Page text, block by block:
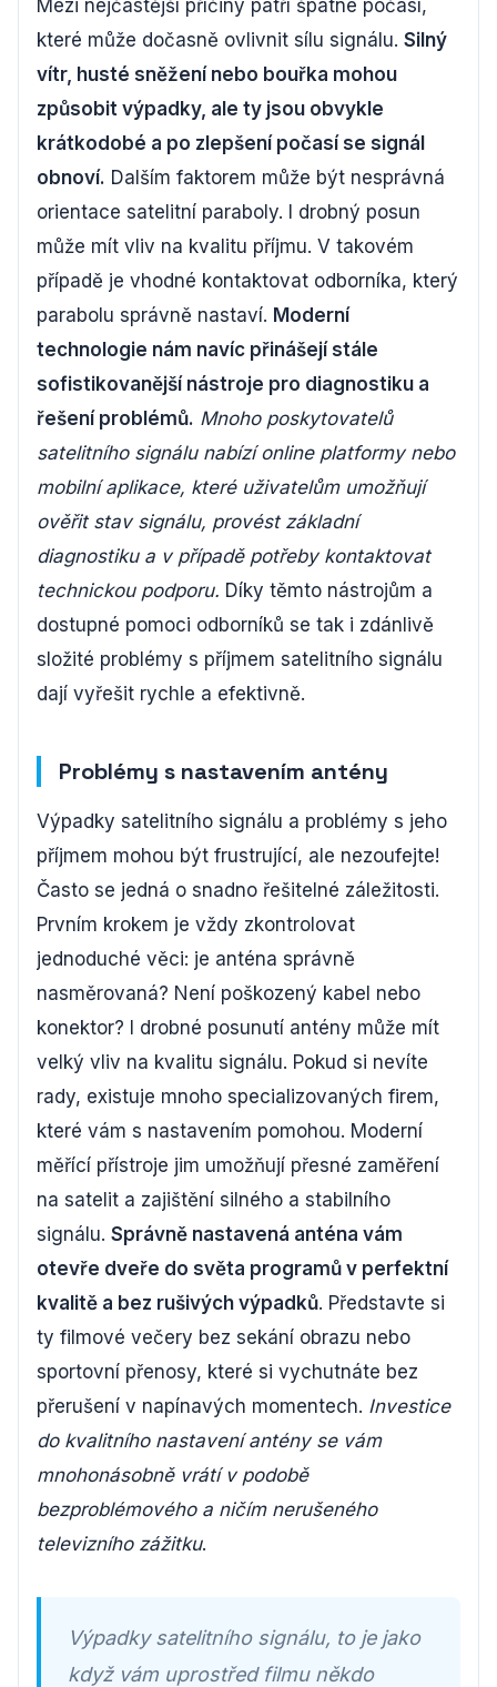
Mezi nejčastější příčiny patří špatné počasí,
které může dočasně ovlivnit sílu signálu. Silný
vítr, husté sněžení nebo bouřka mohou
způsobit výpadky, ale ty jsou obvykle
krátkodobé a po zlepšení počasí se signál
obnoví. Dalším faktorem může být nesprávná
orientace satelitní paraboly. I drobný posun
může mít vliv na kvalitu příjmu. V takovém
případě je vhodné kontaktovat odborníka, který
parabolu správně nastaví. Moderní
technologie nám navíc přinášejí stále
sofistikovanější nástroje pro diagnostiku a
řešení problémů. Mnoho poskytovatelů
satelitního signálu nabízí online platformy nebo
mobilní aplikace, které uživatelům umožňují
ověřit stav signálu, provést základní
diagnostiku a v případě potřeby kontaktovat
technickou podporu. Díky těmto nástrojům a
dostupné pomoci odborníků se tak i zdánlivě
složité problémy s příjmem satelitního signálu
dají vyřešit rychle a efektivně.
Problémy s nastavením antény
Výpadky satelitního signálu a problémy s jeho
příjmem mohou být frustrující, ale nezoufejte!
Často se jedná o snadno řešitelné záležitosti.
Prvním krokem je vždy zkontrolovat
jednoduché věci: je anténa správně
nasměrovaná? Není poškozený kabel nebo
konektor? I drobné posunutí antény může mít
velký vliv na kvalitu signálu. Pokud si nevíte
rady, existuje mnoho specializovaných firem,
které vám s nastavením pomohou. Moderní
měřící přístroje jim umožňují přesné zaměření
na satelit a zajištění silného a stabilního
signálu. Správně nastavená anténa vám
otevře dveře do světa programů v perfektní
kvalitě a bez rušivých výpadků. Představte si
ty filmové večery bez sekání obrazu nebo
sportovní přenosy, které si vychutnáte bez
přerušení v napínavých momentech. Investice
do kvalitního nastavení antény se vám
mnohonásobně vrátí v podobě
bezproblémového a ničím nerušeného
televizního zážitku.
Výpadky satelitního signálu, to je jako
když vám uprostřed filmu někdo